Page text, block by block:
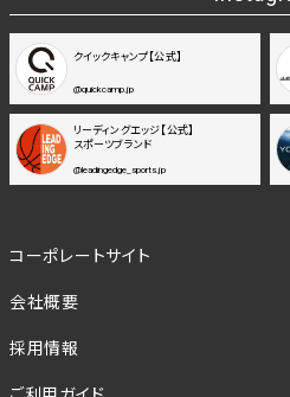
クイックキャンプ【公式】
@quickcamp.jp
リーディングエッジ【公式】
スポーツブランド
@leadingedge_sports.jp
コーポレートサイト
会社概要
採用情報